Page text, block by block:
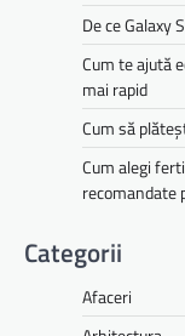
De ce Galaxy
Cum te ajută
mai rapid
Cum să
Cum alegi
recomandate
Categorii
Afaceri